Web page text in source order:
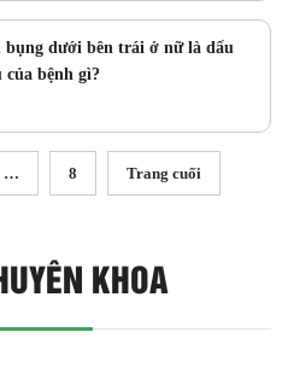
bụng dưới bên trái ở nữ là dấu
của bệnh gì?
… 8 Trang cuối
KHOA